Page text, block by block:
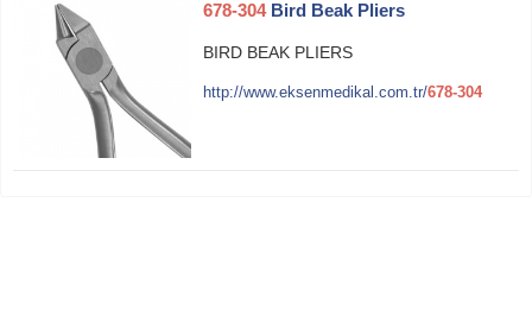
678-304Bird Beak Pliers
BIRD BEAK PLIERS
http://www.eksenmedikal.com.tr/678-304